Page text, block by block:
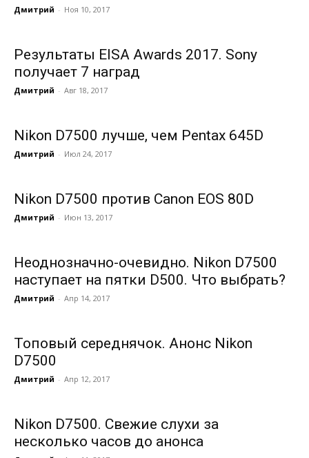
Дмитрий - Ноя 10, 2017
Результаты EISA Awards 2017. Sony
получает 7 наград
Дмитрий - Авг 18, 2017
Nikon D7500 лучше, чем Pentax 645D
Дмитрий - Июл 24, 2017
Nikon D7500 против Canon EOS 80D
Дмитрий - Июн 13, 2017
Неоднозначно-очевидно. Nikon D7500
наступает на пятки D500. Что выбрать?
Дмитрий - Апр 14, 2017
Топовый середнячок. Анонс Nikon
D7500
Дмитрий - Апр 12, 2017
Nikon D7500. Свежие слухи за
несколько часов до анонса